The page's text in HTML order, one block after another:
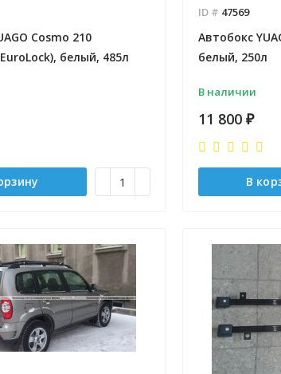
Cosmo 210
белый, 485л
ID # 47569
Автобокс
белый, 250л
В наличии
11 800 ₽
В